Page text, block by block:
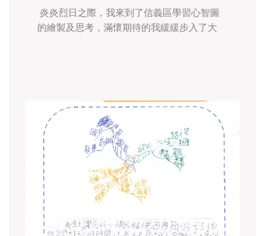
炎炎烈日之際，我來到了信義區學習心智圖
的繪製及思考，滿懷期待的我緩緩步入了大